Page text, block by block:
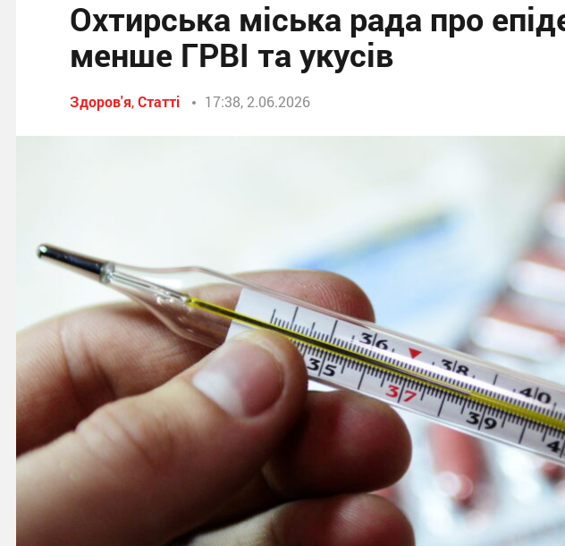
Охтирська міська рада про
менше ГРВІ та укусів
Здоров'я,Статті 17:38, 2.06.2026